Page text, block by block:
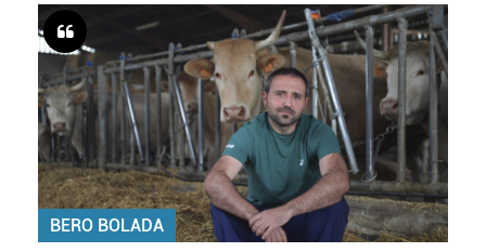
BERO BOLADA